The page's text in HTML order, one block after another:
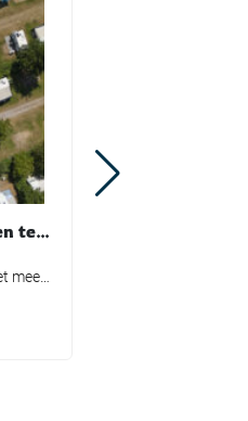
Overdekte buitenruimtes winnen terrein in de recreatiesector